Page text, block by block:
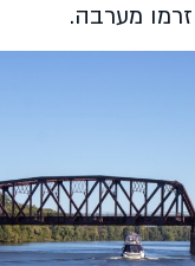
מערבה.